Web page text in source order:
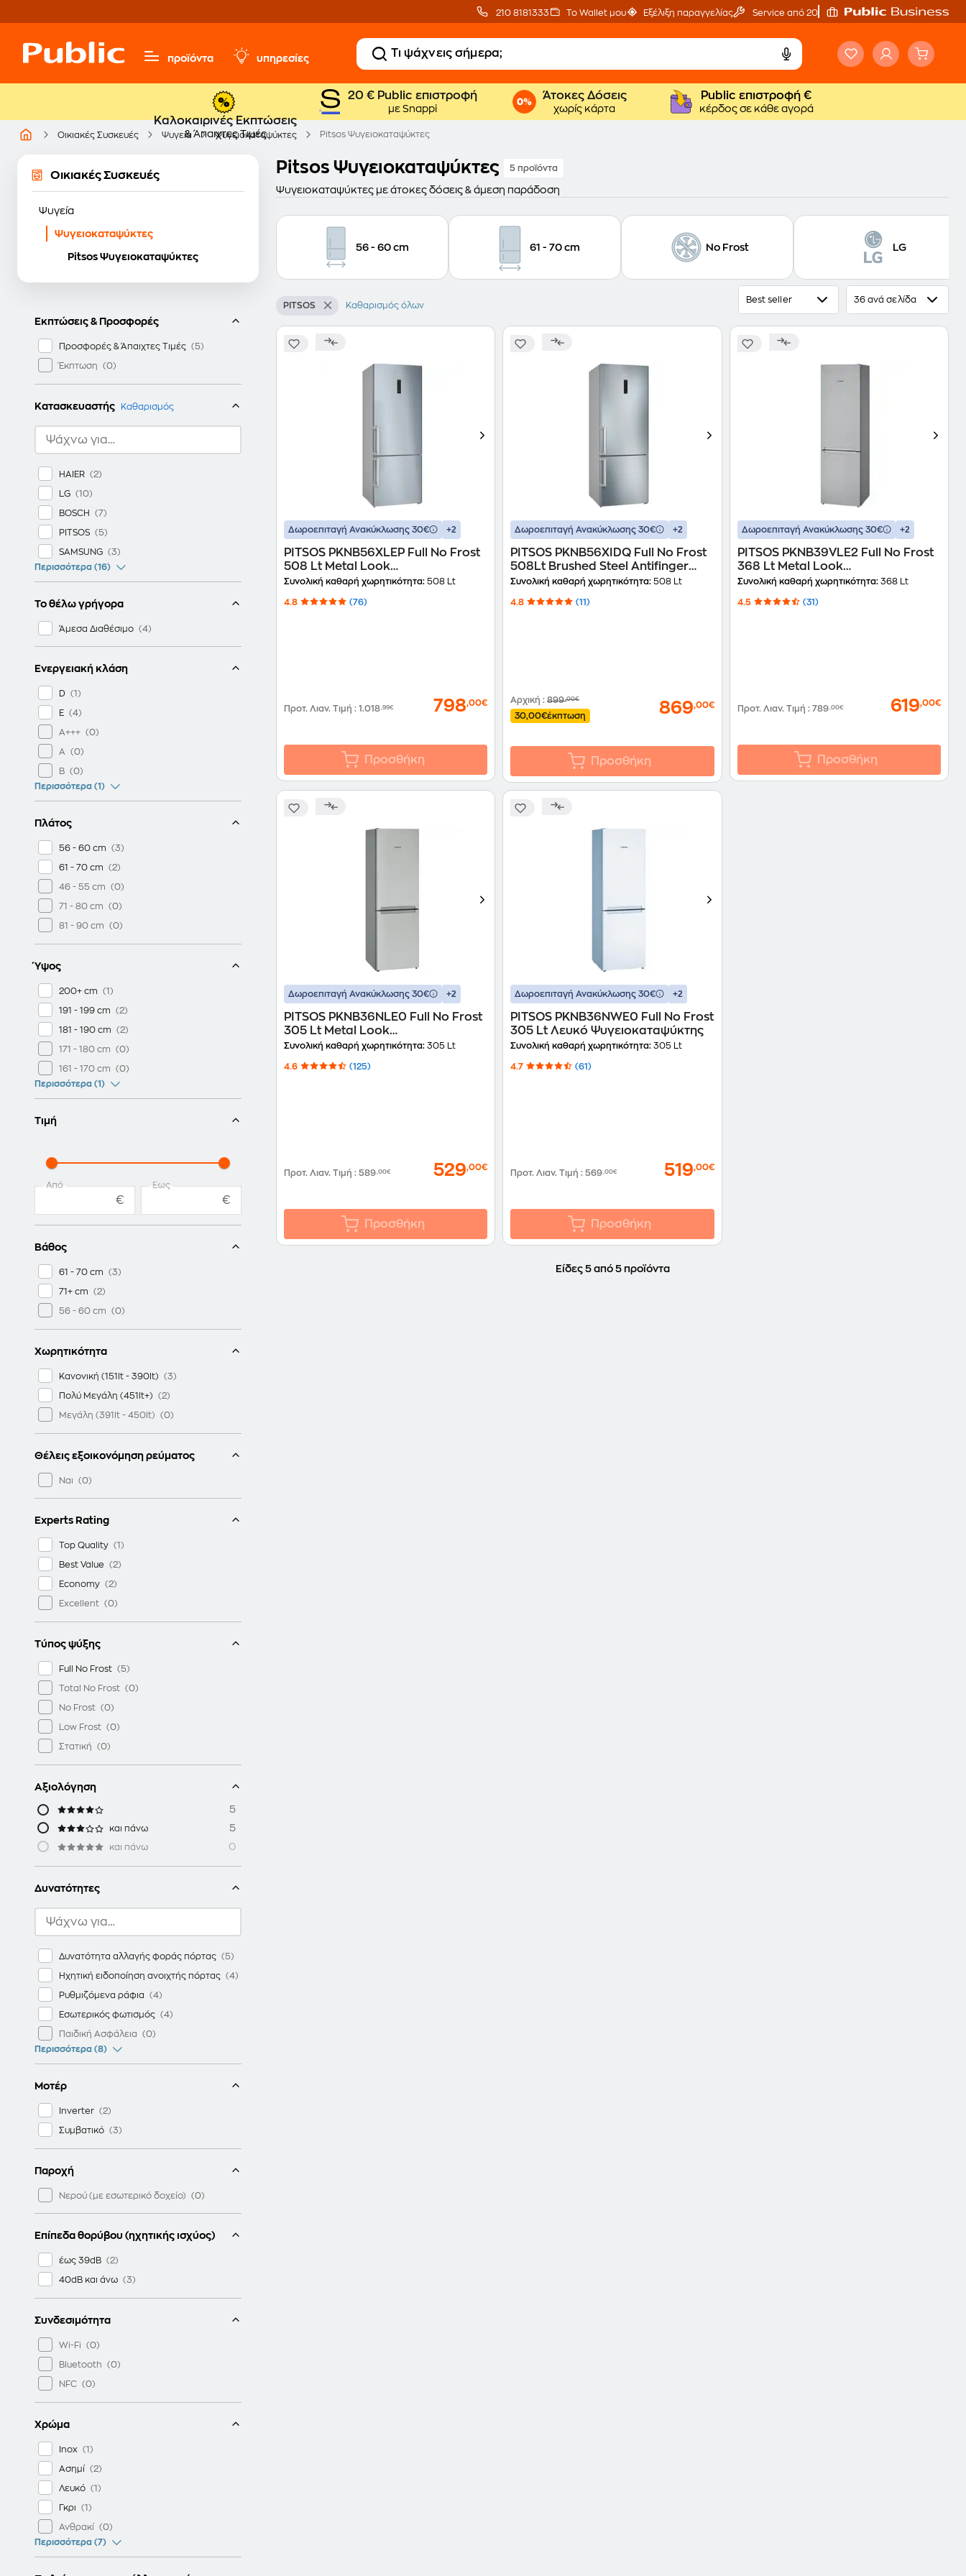
210 8181333 Το Wallet μου Εξέλιξη παραγγελίας Service από 20'
προϊόντα υπηρεσίες
Καλοκαιρινές Εκπτώσεις
& Άπαιχτες Τιμές
20 € Public επιστροφή
με Snappi
Άτοκες Δόσεις
χωρίς κάρτα
Public επιστροφή €
κέρδος σε κάθε αγορά
Οικιακές Συσκευές Ψυγεία Ψυγειοκαταψύκτες Pitsos Ψυγειοκαταψύκτες
Οικιακές Συσκευές
Ψυγεία
Ψυγειοκαταψύκτες
Pitsos Ψυγειοκαταψύκτες
Εκπτώσεις & Προσφορές
Προσφορές & Άπαιχτες Τιμές
Έκπτωση
Κατασκευαστής Καθαρισμός
HAIER
LG
BOSCH
PITSOS
SAMSUNG
Περισσότερα (16)
Το θέλω γρήγορα
Άμεσα Διαθέσιμο
Ενεργειακή κλάση
D
E
A+++
A
B
Περισσότερα (1)
Πλάτος
56 - 60 cm
61 - 70 cm
46 - 55 cm
71 - 80 cm
81 - 90 cm
Ύψος
200+ cm
191 - 199 cm
181 - 190 cm
171 - 180 cm
161 - 170 cm
Περισσότερα (1)
Τιμή
Από
€
Έως
€
Βάθος
61 - 70 cm
71+ cm
56 - 60 cm
Χωρητικότητα
Κανονική (151lt - 390lt)
Πολύ Μεγάλη (451lt+)
Μεγάλη (391lt - 450lt)
Θέλεις εξοικονόμηση ρεύματος
Ναι
Experts Rating
Top Quality
Best Value
Economy
Excellent
Τύπος ψύξης
Full No Frost
Total No Frost
No Frost
Low Frost
Στατική
Αξιολόγηση
5
και πάνω 5
και πάνω 0
Δυνατότητες
Δυνατότητα αλλαγής φοράς πόρτας
Ηχητική ειδοποίηση ανοιχτής πόρτας
Ρυθμιζόμενα ράφια
Εσωτερικός φωτισμός
Παιδική Ασφάλεια
Περισσότερα (8)
Μοτέρ
Inverter
Συμβατικό
Παροχή
Νερού (με εσωτερικό δοχείο)
Επίπεδα θορύβου (ηχητικής ισχύος)
έως 39dB
40dB και άνω
Συνδεσιμότητα
Wi-Fi
Bluetooth
NFC
Χρώμα
Inox
Ασημί
Λευκό
Γκρι
Ανθρακί
Περισσότερα (7)
Pitsos Ψυγειοκαταψύκτες 5 προϊόντα
Ψυγειοκαταψύκτες με άτοκες δόσεις & άμεση παράδοση
56 - 60 cm 61 - 70 cm No Frost LG
PITSOS Καθαρισμός όλων
Best seller 36 ανά σελίδα
Δωροεπιταγή Ανακύκλωσης 30€ +2
PITSOS PKNB56XLEP Full No Frost
508 Lt Metal Look
Ψυγειοκαταψύκτης
Συνολική καθαρή χωρητικότητα: 508 Lt
4.8 (76)
Προτ. Λιαν. Τιμή : 1.018,99€ 798,00€
Προσθήκη
Δωροεπιταγή Ανακύκλωσης 30€ +2
PITSOS PKNB56XIDQ Full No Frost
508Lt Brushed Steel Antifinger
Ψυγειοκαταψύκτης
Συνολική καθαρή χωρητικότητα: 508 Lt
4.8 (11)
Αρχική:899,00€
30,00€έκπτωση 869,00€
Προσθήκη
Δωροεπιταγή Ανακύκλωσης 30€ +2
PITSOS PKNB39VLE2 Full No Frost
368 Lt Metal Look
Ψυγειοκαταψύκτης
Συνολική καθαρή χωρητικότητα:368 Lt
4.5 (31)
Προτ. Λιαν. Τιμή : 789,00€ 619,00€
Προσθήκη
Δωροεπιταγή Ανακύκλωσης 30€ +2
PITSOS PKNB36NLE0 Full No Frost
305 Lt Metal Look
Ψυγειοκαταψύκτης
Συνολική καθαρή χωρητικότητα: 305 Lt
4.6 (125)
Προτ. Λιαν. Τιμή : 589,00€ 529,00€
Προσθήκη
Δωροεπιταγή Ανακύκλωσης 30€ +2
PITSOS PKNB36NWE0 Full No Frost
305 Lt Λευκό Ψυγειοκαταψύκτης
Συνολική καθαρή χωρητικότητα: 305 Lt
4.7 (61)
Προτ. Λιαν. Τιμή:569,00€ 519,00€
Προσθήκη
Είδες 5 από 5 προϊόντα